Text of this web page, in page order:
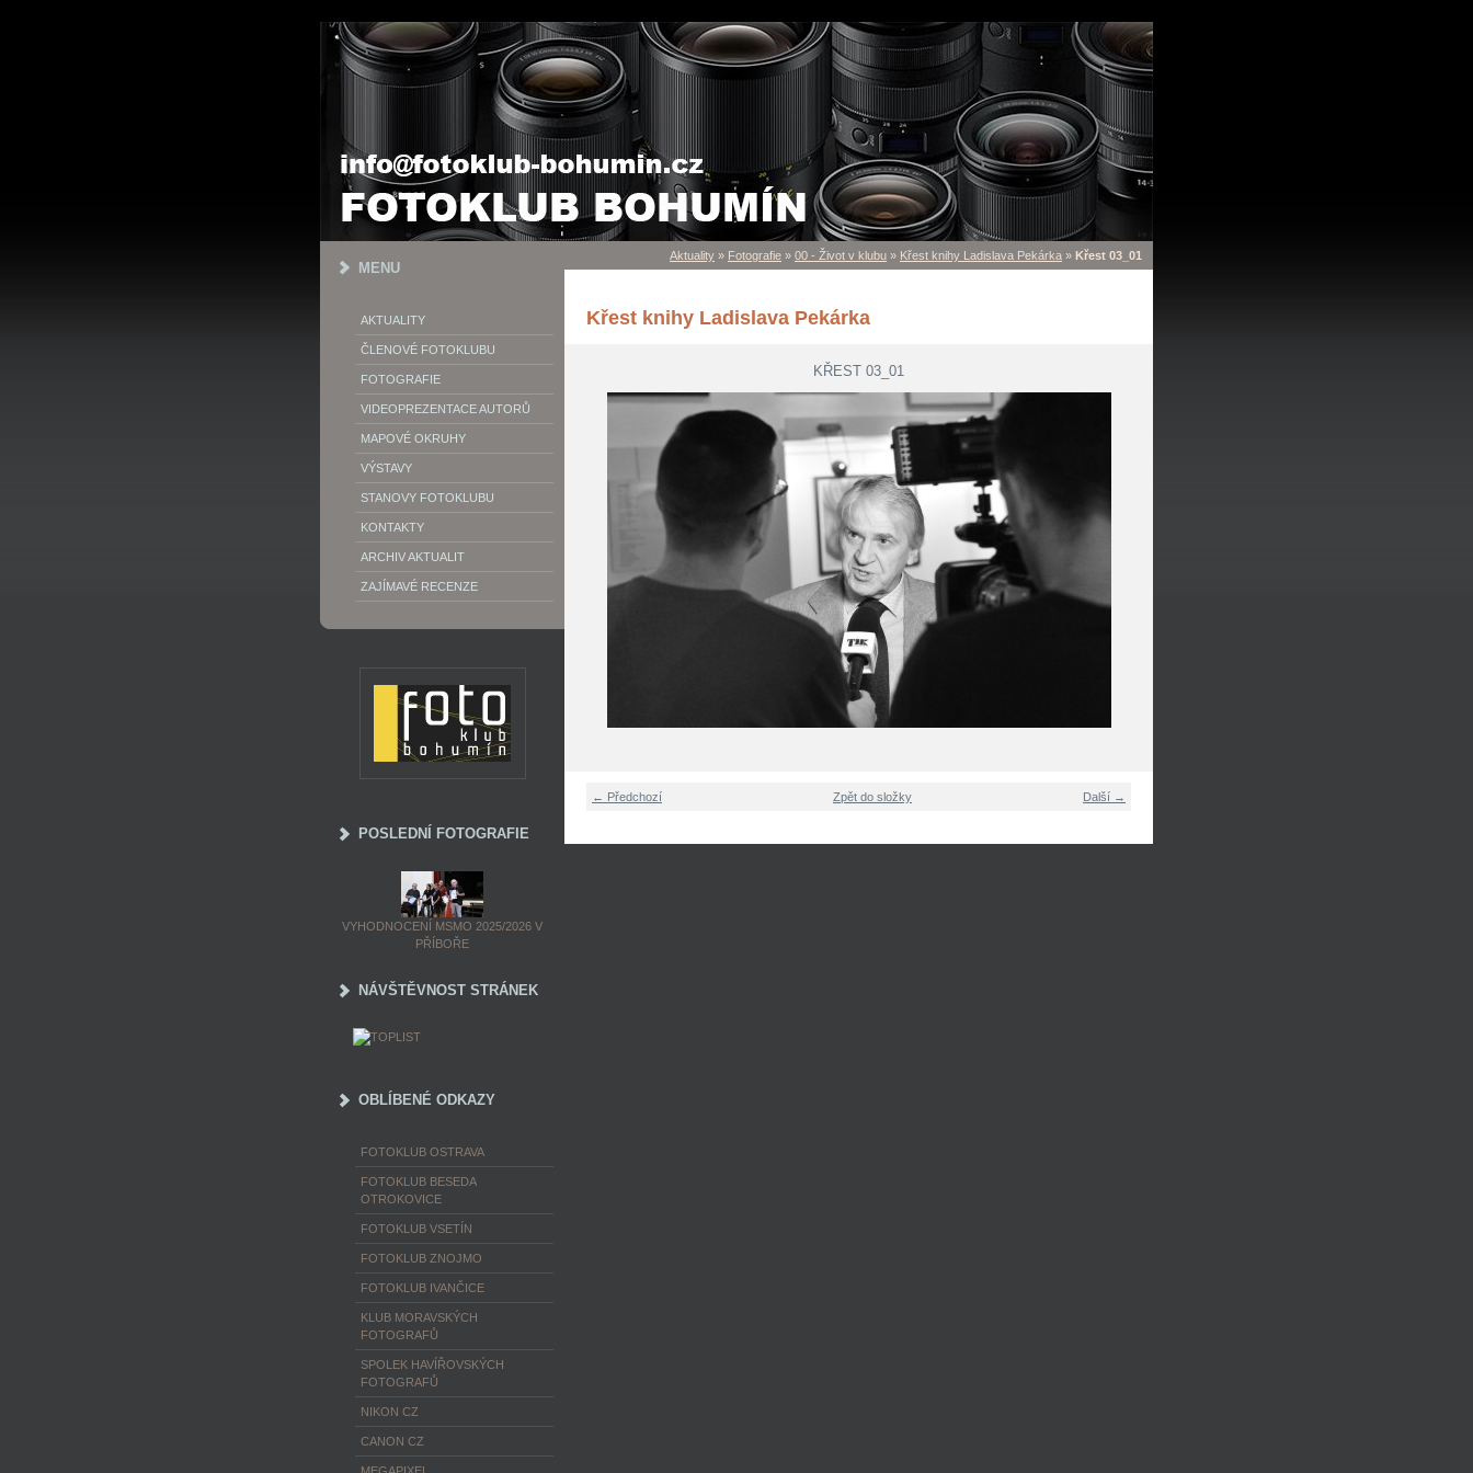
MENU
AKTUALITY
ČLENOVÉ FOTOKLUBU
FOTOGRAFIE
VIDEOPREZENTACE AUTORŮ
MAPOVÉ OKRUHY
VÝSTAVY
STANOVY FOTOKLUBU
KONTAKTY
ARCHIV AKTUALIT
ZAJÍMAVÉ RECENZE
POSLEDNÍ FOTOGRAFIE
VYHODNOCENÍ MSMO 2025/2026 V
PŘÍBOŘE
NÁVŠTĚVNOST STRÁNEK
OBLÍBENÉ ODKAZY
FOTOKLUB OSTRAVA
FOTOKLUB BESEDA
OTROKOVICE
FOTOKLUB VSETÍN
FOTOKLUB ZNOJMO
FOTOKLUB IVANČICE
KLUB MORAVSKÝCH
FOTOGRAFŮ
SPOLEK HAVÍŘOVSKÝCH
FOTOGRAFŮ
NIKON CZ
CANON CZ
Aktuality » Fotografie » 00 - Život v klubu » Křest knihy Ladislava Pekárka » Křest 03_01
Křest knihy Ladislava Pekárka
KŘEST 03_01
← Předchozí Další →
Zpět do složky